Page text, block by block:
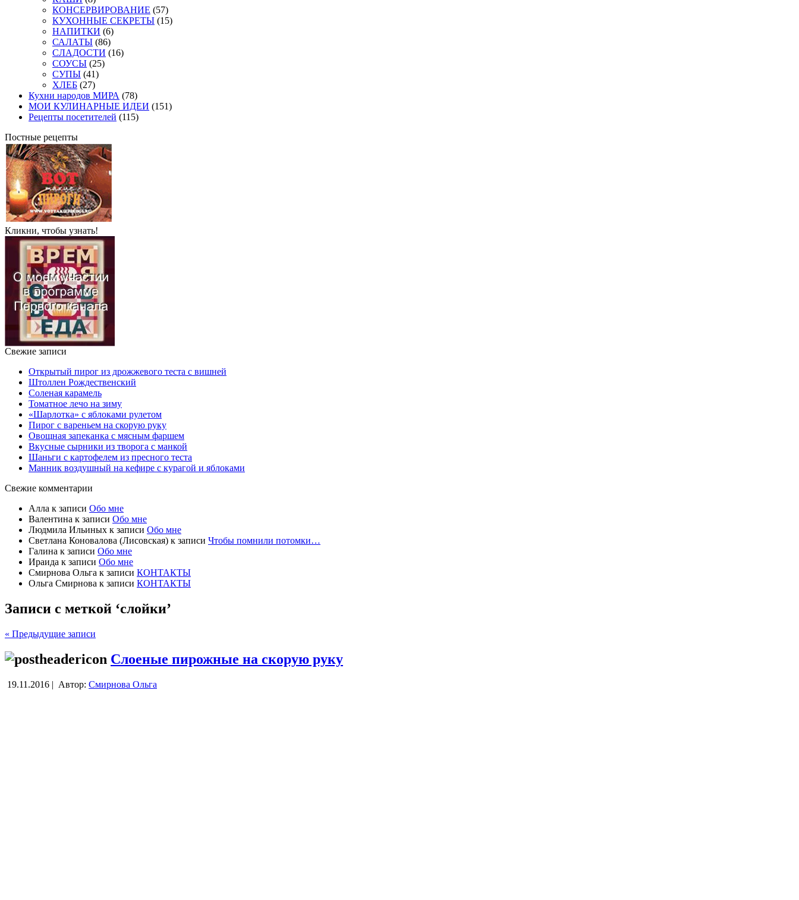
КОНСЕРВИРОВАНИЕ (57)
КУХОННЫЕ СЕКРЕТЫ (15)
НАПИТКИ (6)
САЛАТЫ (86)
СЛАДОСТИ (16)
СОУСЫ (25)
СУПЫ (41)
ХЛЕБ (27)
Кухни народов МИРА (78)
МОИ КУЛИНАРНЫЕ ИДЕИ (151)
Рецепты посетителей (115)
Постные рецепты
Кликни, чтобы узнать!
Свежие записи
Открытый пирог из дрожжевого теста с вишней
Штоллен Рождественский
Соленая карамель
Томатное лечо на зиму
«Шарлотка» с яблоками рулетом
Пирог с вареньем на скорую руку
Овощная запеканка с мясным фаршем
Вкусные сырники из творога с манкой
Шаньги с картофелем из пресного теста
Манник воздушный на кефире с курагой и яблоками
Свежие комментарии
Алла к записи Обо мне
Валентина к записи Обо мне
Людмила Ильиных к записи Обо мне
Светлана Коновалова (Лисовская) к записи Чтобы помнили потомки…
Галина к записи Обо мне
Ираида к записи Обо мне
Смирнова Ольга к записи КОНТАКТЫ
Ольга Смирнова к записи КОНТАКТЫ
Записи с меткой ‘слойки’
« Предыдущие записи
Слоеные пирожные на скорую руку
19.11.2016 | Автор: Смирнова Ольга